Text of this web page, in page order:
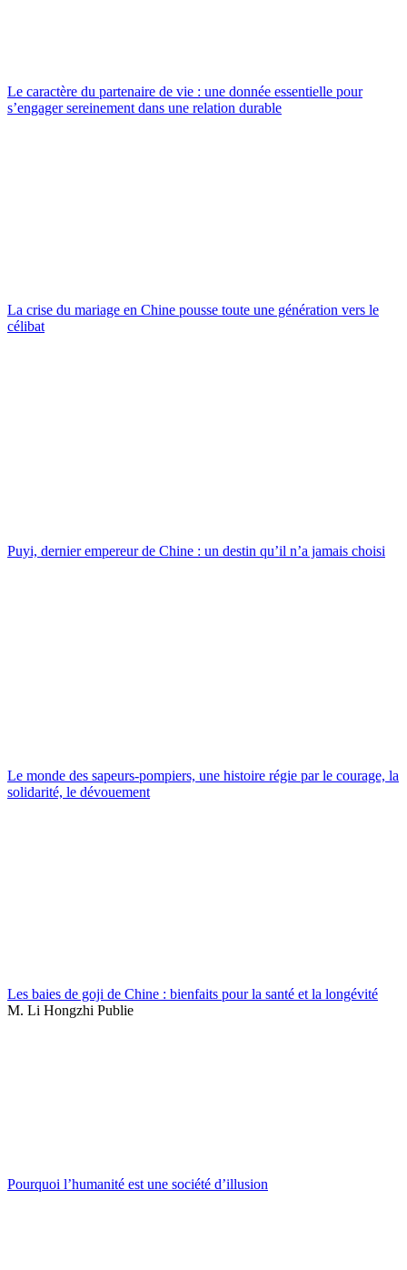
Le caractère du partenaire de vie : une donnée essentielle pour
s’engager sereinement dans une relation durable
La crise du mariage en Chine pousse toute une génération vers le
célibat
Puyi, dernier empereur de Chine : un destin qu’il n’a jamais choisi
Le monde des sapeurs-pompiers, une histoire régie par le courage, la
solidarité, le dévouement
Les baies de goji de Chine : bienfaits pour la santé et la longévité
M. Li Hongzhi Publie
Pourquoi l’humanité est une société d’illusion